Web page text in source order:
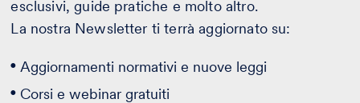
esclusivi, guide pratiche e molto altro.
La nostra Newsletter ti terrà aggiornato su:
Aggiornamenti normativi e nuove leggi
Corsi e webinar gratuiti